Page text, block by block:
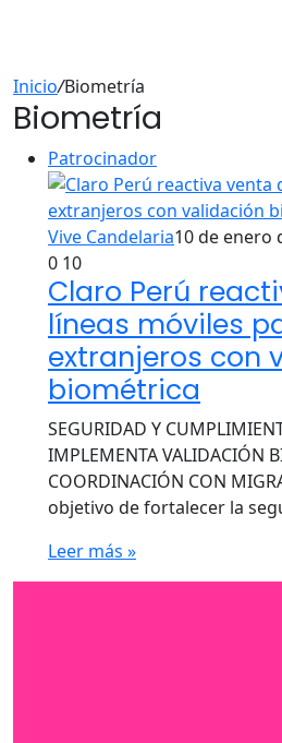
Inicio/Biometría
Biometría
Patrocinador
Vive Candelaria10 de enero
0 10
Claro Perú
líneas móviles
extranjeros con
biométrica
SEGURIDAD Y
IMPLEMENTA VALIDACIÓN
COORDINACIÓN CON
objetivo de fortalecer la
Leer más »